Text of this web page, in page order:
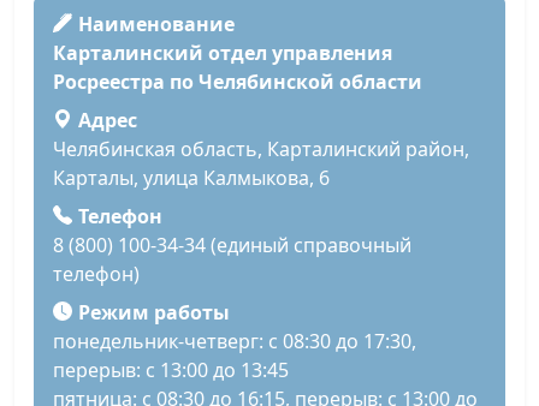
Наименование
Карталинский отдел управления
Росреестра по Челябинской области
Адрес
Челябинская область, Карталинский район,
Карталы, улица Калмыкова, 6
Телефон
8 (800) 100-34-34 (единый справочный
телефон)
Режим работы
понедельник-четверг: с 08:30 до 17:30,
перерыв: с 13:00 до 13:45
пятница: с 08:30 до 16:15, перерыв: с 13:00 до